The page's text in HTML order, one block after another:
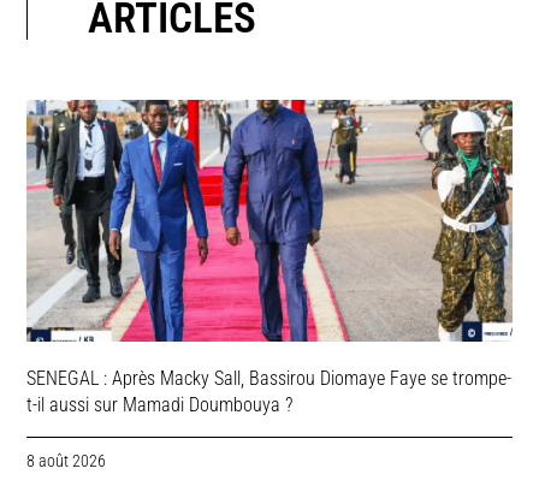
ARTICLES
SENEGAL : Après Macky Sall, Bassirou Diomaye Faye se trompe-
t-il aussi sur Mamadi Doumbouya ?
8 août 2026